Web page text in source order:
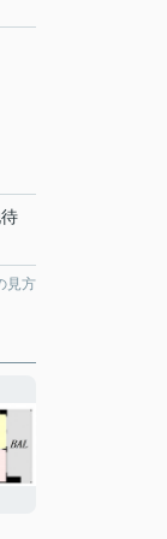
見方